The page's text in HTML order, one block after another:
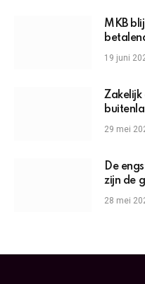
MKB
19 juni
Zakelijk
29 mei
De
zijn de
28 mei